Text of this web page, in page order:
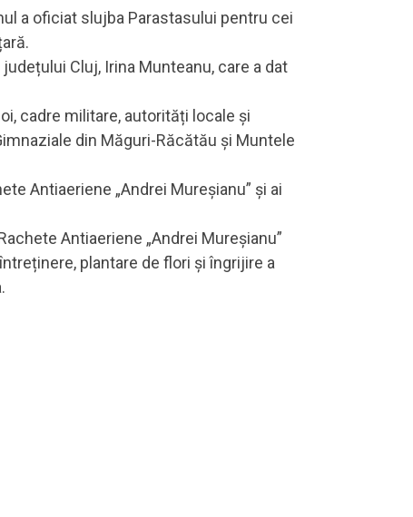
a oficiat slujba Parastasului pentru cei
Cluj, Irina Munteanu, care a dat
cadre militare, autorități locale și
din Măguri-Răcătău și Muntele
Antiaeriene „Andrei Mureșianu” și ai
Antiaeriene „Andrei Mureșianu”
plantare de flori și îngrijire a